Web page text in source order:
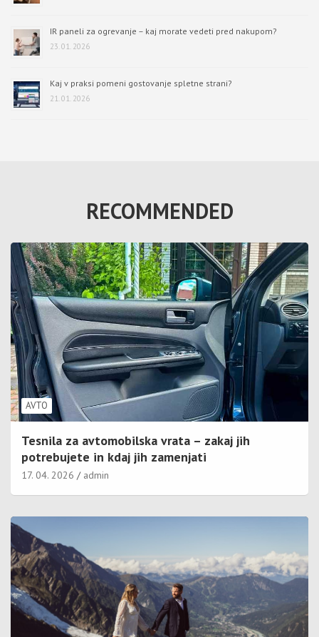
IR paneli za ogrevanje – kaj morate vedeti pred nakupom?
23. 01. 2026
Kaj v praksi pomeni gostovanje spletne strani?
21. 01. 2026
RECOMMENDED
AVTO
Tesnila za avtomobilska vrata – zakaj jih
potrebujete in kdaj jih zamenjati
17. 04. 2026 admin